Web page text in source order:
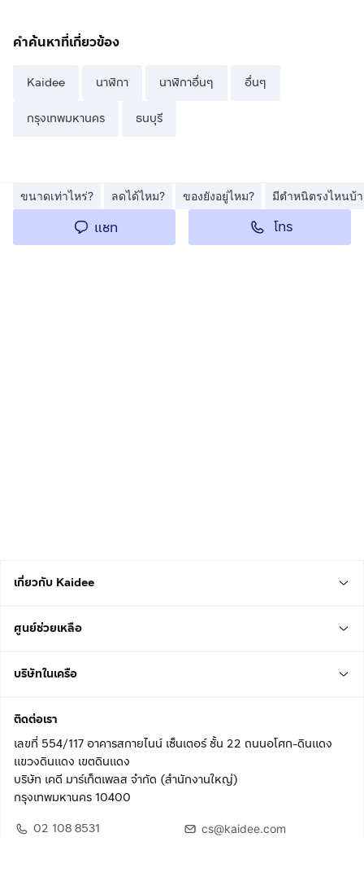
คำค้นหาที่เกี่ยวข้อง
Kaidee นาฬิกา นาฬิกาอื่นๆ อื่นๆ
กรุงเทพมหานคร ธนบุรี
ขนาดเท่าไหร่? ลดได้ไหม? ของยังอยู่ไหม? มีตำหนิตรงไหนบ้า
แชท โทร
เกี่ยวกับ Kaidee
ศูนย์ช่วยเหลือ
บริษัทในเครือ
ติดต่อเรา
เลขที่ 554/117 อาคารสกายไนน์ เซ็นเตอร์ ชั้น 22 ถนนอโศก-ดินแดง
แขวงดินแดง เขตดินแดง
บริษัท เคดี มาร์เก็ตเพลส จำกัด (สำนักงานใหญ่)
กรุงเทพมหานคร 10400
02 108 8531
cs@kaidee.com